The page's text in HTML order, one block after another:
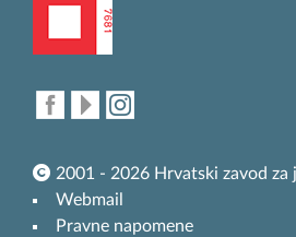
2001 - 2026 Hrvatski zavod za
Webmail
Pravne napomene